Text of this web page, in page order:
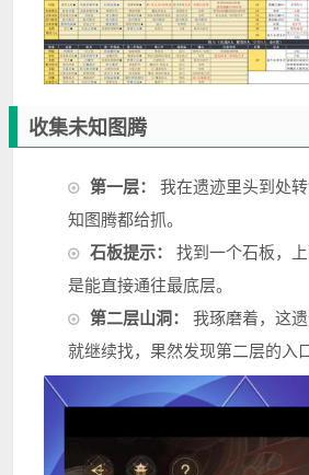
收集未知图腾
第一层：
我在遗迹里头到处
知图腾都给抓。
石板提示：
找到一个石板，
是能直接通往最底层。
第二层山洞：
我琢磨着，这
就继续找，果然发现第二层的入口